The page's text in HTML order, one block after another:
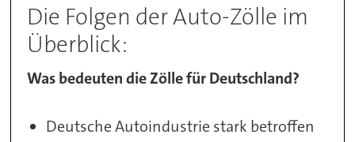
Die Folgen der Auto-Zölle im
Überblick:
Was bedeuten die Zölle für Deutschland?
Deutsche Autoindustrie stark betroffen